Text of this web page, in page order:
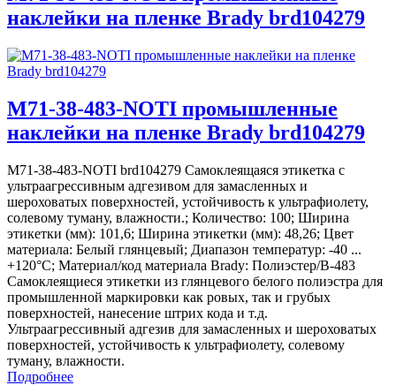
наклейки на пленке Brady brd104279
M71-38-483-NOTI промышленные
наклейки на пленке Brady brd104279
M71-38-483-NOTI brd104279 Самоклеящаяся этикетка с
ультраагрессивным адгезивом для замасленных и
шероховатых поверхностей, устойчивость к ультрафиолету,
солевому туману, влажности.; Количество: 100; Ширина
этикетки (мм): 101,6; Ширина этикетки (мм): 48,26; Цвет
материала: Белый глянцевый; Диапазон температур: -40 ...
+120°С; Материал/код материала Brady: Полиэстер/В-483
Самоклеящиеся этикетки из глянцевого белого полиэстра для
промышленной маркировки как ровых, так и грубых
поверхностей, нанесение штрих кода и т.д.
Ультраагрессивный адгезив для замасленных и шероховатых
поверхностей, устойчивость к ультрафиолету, солевому
туману, влажности.
Подробнее